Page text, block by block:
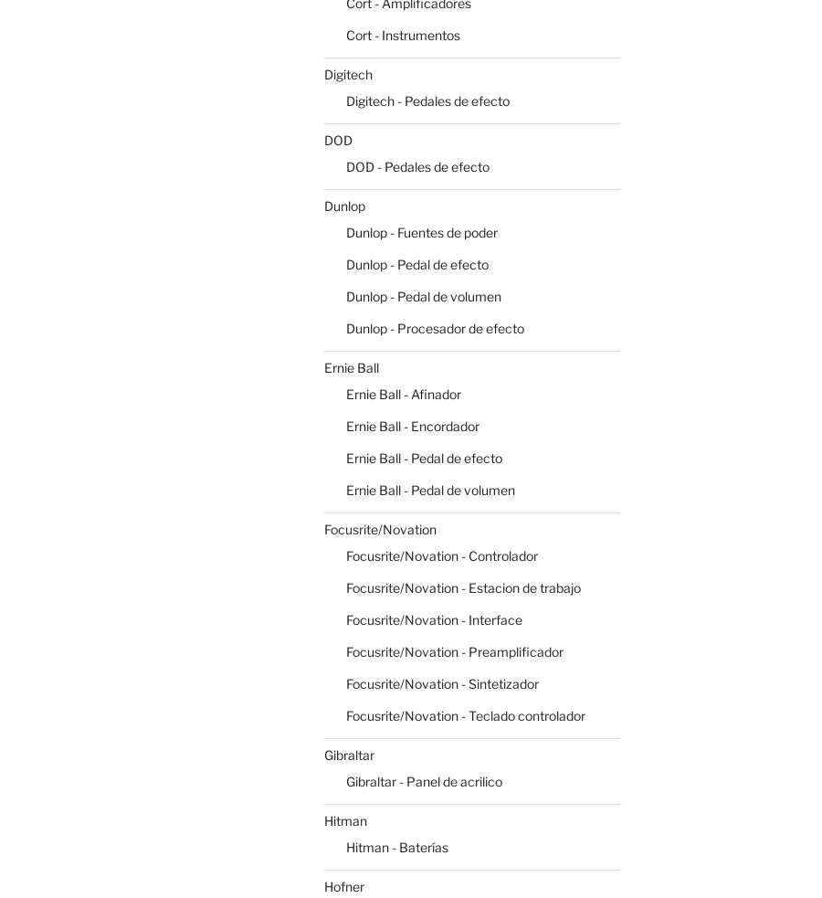
Cort - Instrumentos
Digitech
Digitech - Pedales de efecto
DOD
DOD - Pedales de efecto
Dunlop
Dunlop - Fuentes de poder
Dunlop - Pedal de efecto
Dunlop - Pedal de volumen
Dunlop - Procesador de efecto
Ernie Ball
Ernie Ball - Afinador
Ernie Ball - Encordador
Ernie Ball - Pedal de efecto
Ernie Ball - Pedal de volumen
Focusrite/Novation
Focusrite/Novation - Controlador
Focusrite/Novation - Estacion de trabajo
Focusrite/Novation - Interface
Focusrite/Novation - Preamplificador
Focusrite/Novation - Sintetizador
Focusrite/Novation - Teclado controlador
Gibraltar
Gibraltar - Panel de acrilico
Hitman
Hitman - Baterías
Hofner